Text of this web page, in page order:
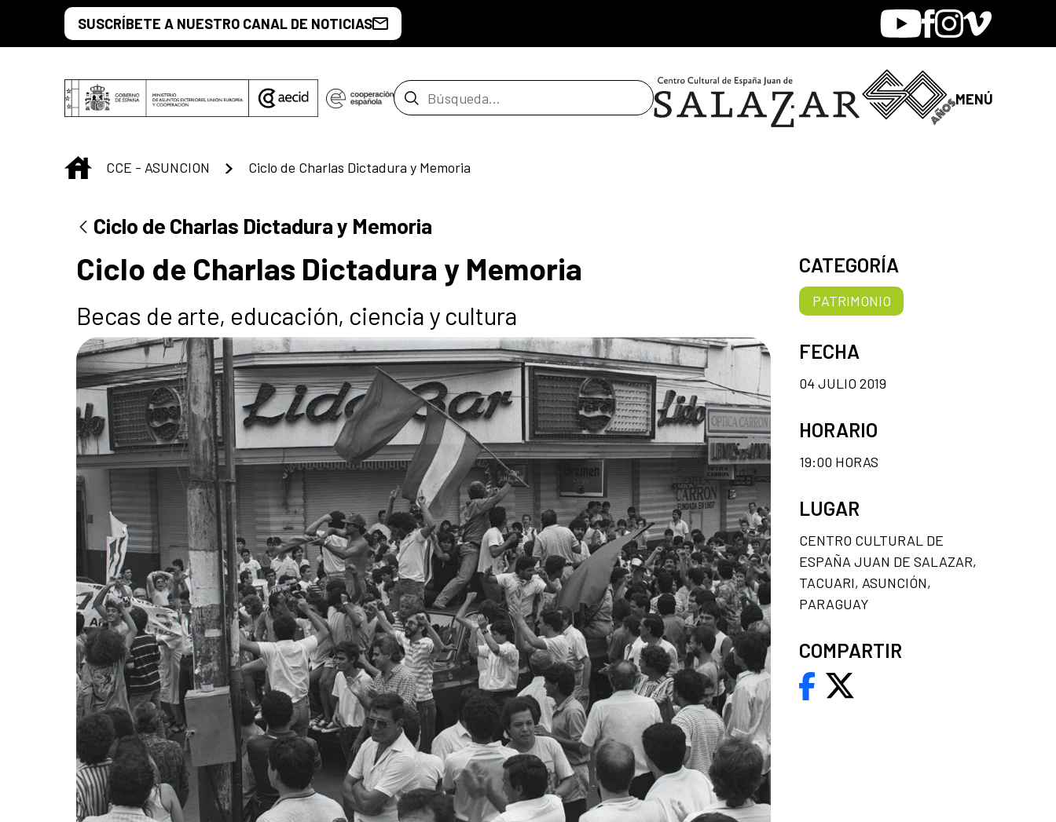
Saltar al contenido principal
SUSCRÍBETE A NUESTRO CANAL DE NOTICIAS YoutubeFacebook
Instagram
Vimeo
Barra de búsqueda MENÚ
INICIO
CCE - ASUNCION Ciclo de Charlas Dictadura y Memoria
Ciclo de Charlas Dictadura y Memoria
Ciclo de Charlas Dictadura y Memoria
Becas de arte, educación, ciencia y cultura
CATEGORÍA
PATRIMONIO
FECHA
04 JULIO 2019
HORARIO
19:00 HORAS
LUGAR
CENTRO CULTURAL DE
ESPAÑA JUAN DE SALAZAR,
TACUARI, ASUNCIÓN,
PARAGUAY
COMPARTIR